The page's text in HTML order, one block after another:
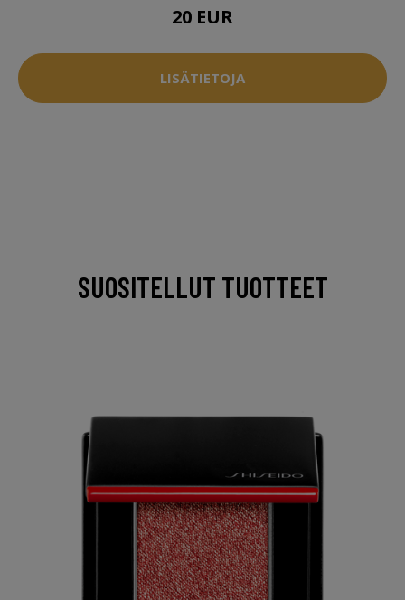
20 EUR
LISÄTIETOJA
SUOSITELLUT TUOTTEET